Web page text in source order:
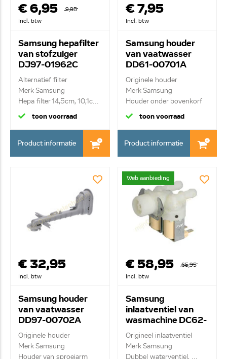
€ 6,95
9,95
Incl. btw
Samsung hepafilter
van stofzuiger
DJ97-01962C
Alternatief filter
Merk Samsung
Hepa filter 14,5cm, 10,1c...
toon voorraad
Product informatie
€ 7,95
Incl. btw
Samsung houder
van vaatwasser
DD61-00701A
Originele houder
Merk Samsung
Houder onder bovenkorf
voor ...
toon voorraad
Product informatie
€ 32,95
Incl. btw
Samsung houder
van vaatwasser
DD97-00702A
Originele houder
Merk Samsung
Houder van sproeiarm
Web aanbieding
€ 58,95
65,95
Incl. btw
Samsung
inlaatventiel van
wasmachine DC62-
00024M
Origineel inlaatventiel
Merk Samsung
Dubbel waterventiel, ...